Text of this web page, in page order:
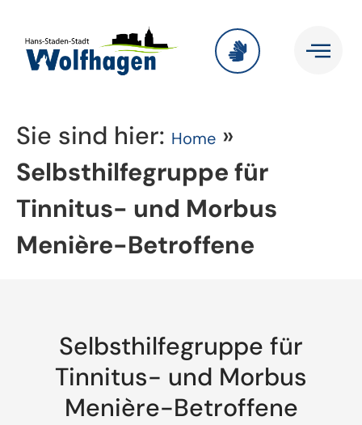
Sie sind hier: Home »
Selbsthilfegruppe für
Tinnitus- und Morbus
Menière-Betroffene
Selbsthilfegruppe für
Tinnitus- und Morbus
Menière-Betroffene